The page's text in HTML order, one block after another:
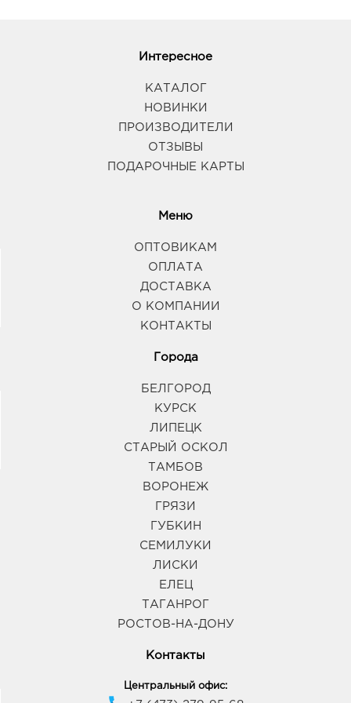
Интересное
КАТАЛОГ
НОВИНКИ
ПРОИЗВОДИТЕЛИ
ОТЗЫВЫ
ПОДАРОЧНЫЕ КАРТЫ
Меню
ОПТОВИКАМ
ОПЛАТА
ДОСТАВКА
О КОМПАНИИ
КОНТАКТЫ
Города
БЕЛГОРОД
КУРСК
ЛИПЕЦК
СТАРЫЙ ОСКОЛ
ТАМБОВ
ВОРОНЕЖ
ГРЯЗИ
ГУБКИН
СЕМИЛУКИ
ЛИСКИ
ЕЛЕЦ
ТАГАНРОГ
РОСТОВ-НА-ДОНУ
Контакты
Центральный офис: